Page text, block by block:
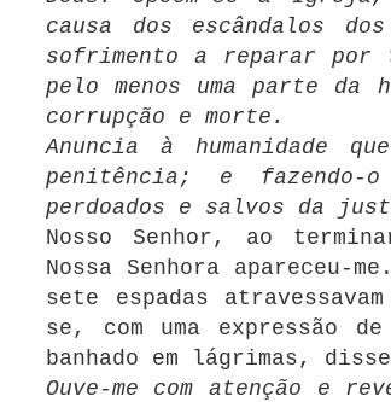
causa dos escândalos
sofrimento a reparar por
pelo menos uma parte da
corrupção e morte.
Anuncia à humanidade
penitência; e fazendo-
perdoados e salvos da
Nosso Senhor, ao
Nossa Senhora apareceu-
sete espadas
se, com uma expressão
banhado em lágrimas,
Ouve-me com atenção e